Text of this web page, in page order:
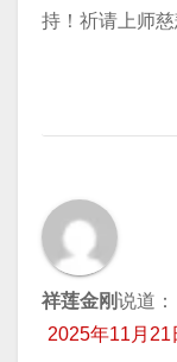
持！祈请上师
祥莲金刚说道：
2025年11月21